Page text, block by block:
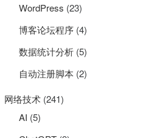
WordPress (23)
博客论坛程序 (4)
数据统计分析 (5)
自动注册脚本 (2)
网络技术 (241)
AI (5)